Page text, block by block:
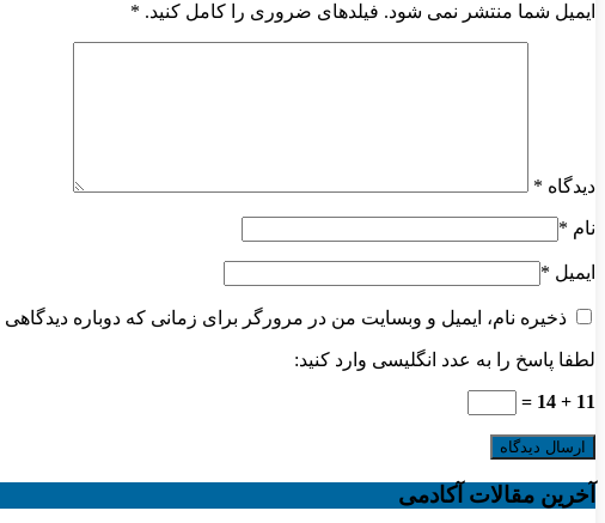
ایمیل شما منتشر نمی شود. فیلدهای ضروری را کامل کنید. *
دیدگاه *
نام *
ایمیل *
ذخیره نام، ایمیل و وبسایت من در مرورگر برای زمانی که دوباره
لطفا پاسخ را به عدد انگلیسی وارد کنید:
11 + 14 =
آخرین مقالات آکادمی